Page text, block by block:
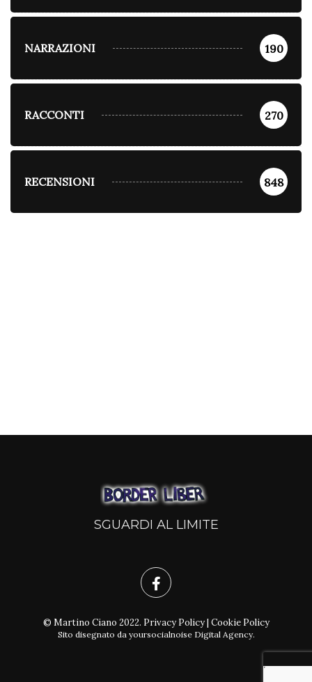
NARRAZIONI 190
RACCONTI 270
RECENSIONI 848
SGUARDI AL LIMITE
© Martino Ciano 2022. Privacy Policy| Cookie Policy
Sito disegnato da yoursocialnoise Digital Agency.